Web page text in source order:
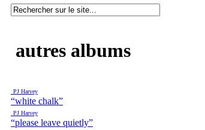
autres albums
PJ Harvey
“white chalk”
PJ Harvey
“please leave quietly”